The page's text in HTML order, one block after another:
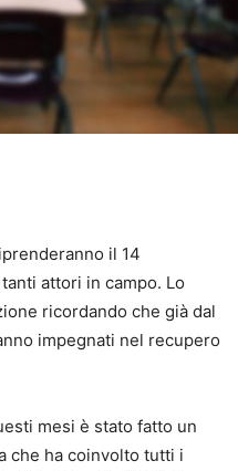
il 14
attori in campo. Lo
ricordando che già dal
impegnati nel recupero
mesi è stato fatto un
che ha coinvolto tutti i